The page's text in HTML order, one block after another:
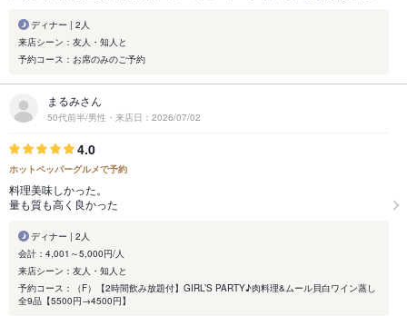
ディナー | 2人
来店シーン：友人・知人と
予約コース：お席のみのご予約
まるみさん
50代前半/男性・来店日：2026/07/02
4.0
ホットペッパーグルメで予約
料理美味しかった。
量も質も高く良かった
ディナー | 2人
会計：4,001～5,000円/人
来店シーン：友人・知人と
予約コース：（F）【2時間飲み放題付】GIRL’S PARTY♪肉料理&ムール貝白ワイン蒸し
全9品【5500円→4500円】